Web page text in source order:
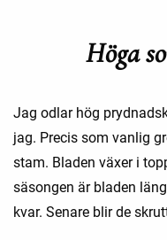
Höga
Jag odlar hög
jag. Precis som vanlig
stam. Bladen växer i
säsongen är bladen
kvar. Senare blir de